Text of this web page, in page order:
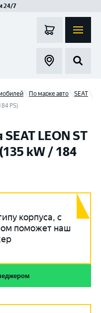
24/7
По марке авто
SEAT
PS)
LEON ST
kW / 184
корпуса, с
поможет наш